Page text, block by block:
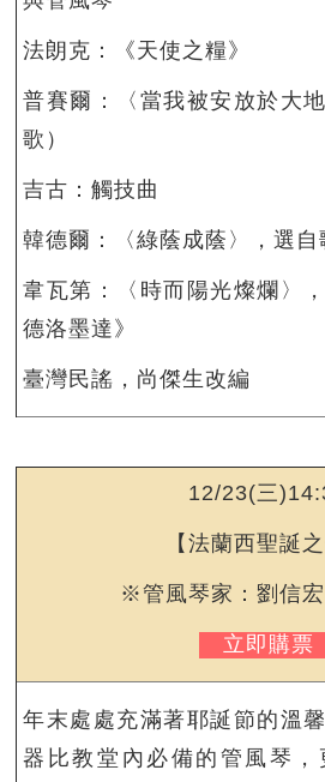
法朗克：《天使之糧》
普賽爾：〈當我被安放於大
歌）
吉古：觸技曲
韓德爾：〈綠蔭成蔭〉，選自
韋瓦第：〈時而陽光燦爛〉
德洛墨達》
臺灣民謠，尚傑生改編
12/23(三
【法蘭西聖誕之
※管風琴家：劉信
立即購票
年末處處充滿著耶誕節的溫
器比教堂內必備的管風琴，